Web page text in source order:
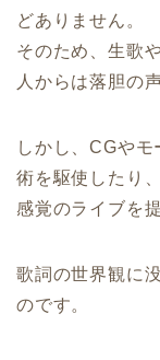
どありません。
そのため、生歌
人からは落胆の
しかし、CGや
術を駆使したり
感覚のライブを
歌詞の世界観に
のです。